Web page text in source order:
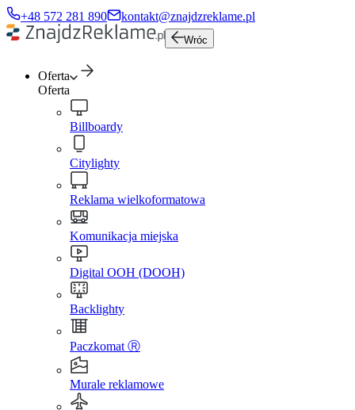
+48 572 281 890 kontakt@znajdzreklame.pl
Wróc
Oferta
Oferta
Billboardy
Citylighty
Reklama wielkoformatowa
Komunikacja miejska
Digital OOH (DOOH)
Backlighty
Paczkomat Ⓡ
Murale reklamowe